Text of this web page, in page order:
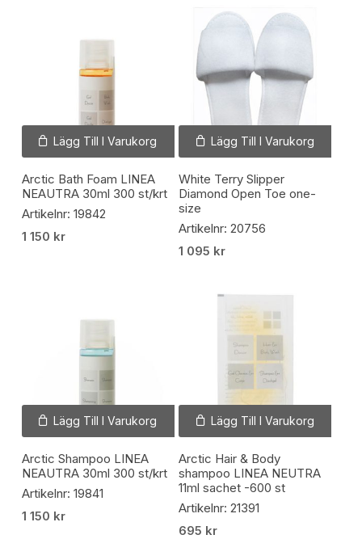
Lägg Till I Varukorg
Arctic Bath Foam LINEA
NEAUTRA 30ml 300 st/krt
Artikelnr: 19842
1 150 kr
Lägg Till I Varukorg
White Terry Slipper
Diamond Open Toe one-
size
Artikelnr: 20756
1 095 kr
Lägg Till I Varukorg
Arctic Shampoo LINEA
NEAUTRA 30ml 300 st/krt
Artikelnr: 19841
1 150 kr
Lägg Till I Varukorg
Arctic Hair & Body
shampoo LINEA NEUTRA
11ml sachet -600 st
Artikelnr: 21391
695 kr